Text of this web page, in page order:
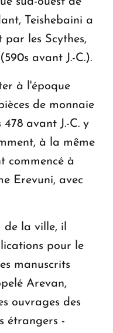
Teishebaini a
les Scythes,
avant J.-C.).
à l'époque
de monnaie
avant J.-C. y
à la même
commencé à
Erevuni, avec
la ville, il
pour le
manuscrits
Arevan,
ouvrages des
étrangers -